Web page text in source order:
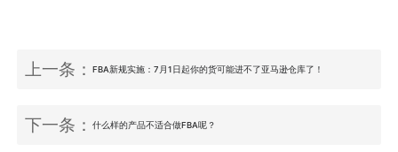
上一条：FBA新规实施：7月1日起你的货可能进不了亚马逊仓库了！
下一条：什么样的产品不适合做FBA呢？